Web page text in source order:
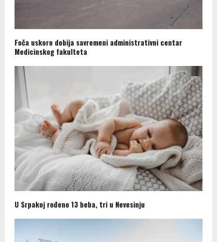
Foča uskoro dobija savremeni administrativni centar
Medicinskog fakulteta
U Srpakoj rođeno 13 beba, tri u Nevesinju